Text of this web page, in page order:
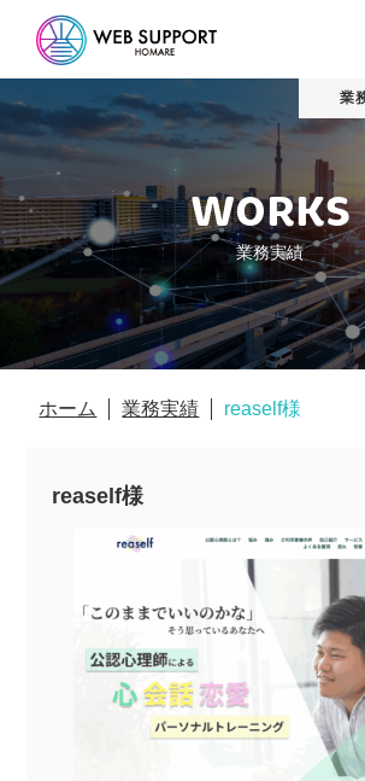
WORKS
業務実績
ホーム 業務実績 reaself様
reaself様